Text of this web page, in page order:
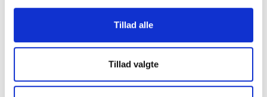
Tillad alle
Tillad valgte
Kundeanmeldelser